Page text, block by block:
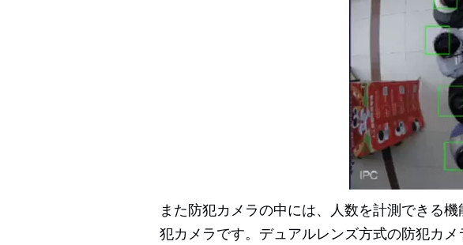
また防犯カメラの中には、人数を計測できる
犯カメラです。デュアルレンズ方式の防犯カ